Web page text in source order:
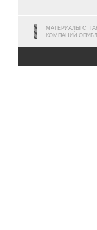
МАТЕРИАЛЫ С
КОМПАНИЙ